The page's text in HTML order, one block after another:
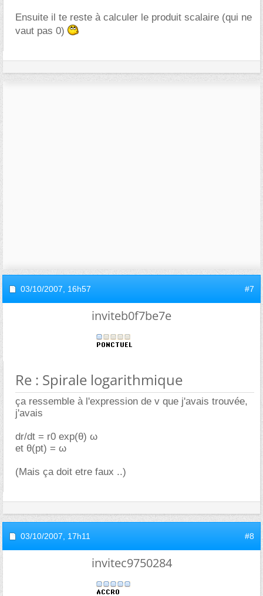
Ensuite il te reste à calculer le produit scalaire (qui ne
vaut pas 0)
03/10/2007, 16h57 #7
inviteb0f7be7e
Re : Spirale logarithmique
ça ressemble à l'expression de v que j'avais trouvée,
j'avais
dr/dt = r0 exp(θ) ω
et θ(pt) = ω
(Mais ça doit etre faux ..)
03/10/2007, 17h11 #8
invitec9750284